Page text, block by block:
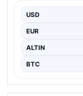
İnternet
birçok…
USD
EUR
ALTIN
BTC